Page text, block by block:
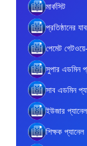
মার্কসিট
প্রতিষ্ঠানের
পেমেট
সুপার এডমিন
সাব এডমিন
ইউজার প্যানেল
শিক্ষক প্যানেল